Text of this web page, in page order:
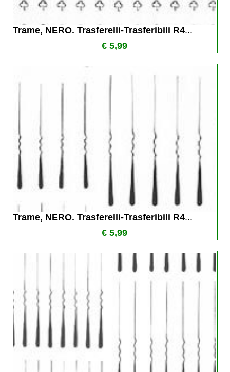
Trame, NERO. Trasferelli-Trasferibili R4...
€ 5,99
Trame, NERO. Trasferelli-Trasferibili R4...
€ 5,99